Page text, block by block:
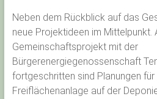
Neben dem Rückblick auf das
neue Projektideen im Mittelpunkt.
Gemeinschaftsprojekt mit der
Bürgerenergiegenossenschaft
fortgeschritten sind Planungen
Freiflächenanlage auf der